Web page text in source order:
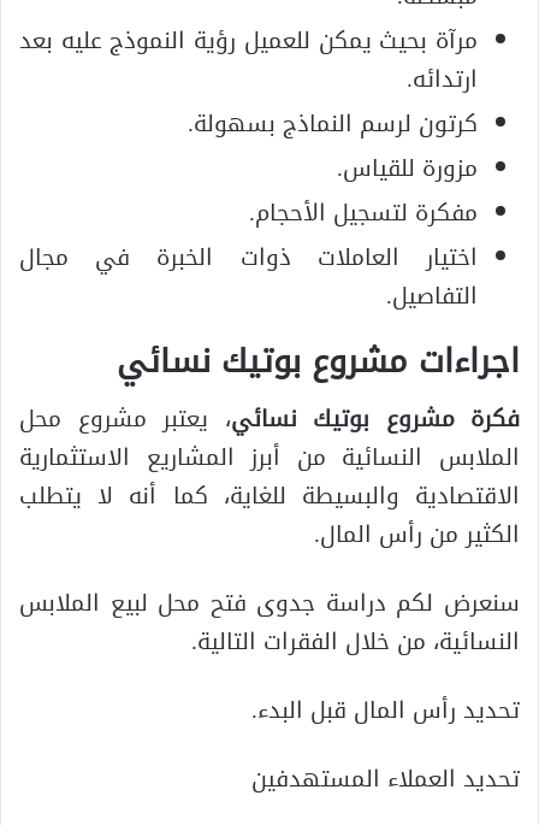
مرآة بحيث يمكن للعميل رؤية النموذج عليه بعد
ارتدائه.
كرتون لرسم النماذج بسهولة.
مزورة للقياس.
مفكرة لتسجيل الأحجام.
اختيار العاملات ذوات الخبرة في مجال
التفاصيل.
اجراءات مشروع بوتيك نسائي
فكرة مشروع بوتيك نسائي، يعتبر مشروع محل
الملابس النسائية من أبرز المشاريع الاستثمارية
الاقتصادية والبسيطة للغاية، كما أنه لا يتطلب
الكثير من رأس المال.
سنعرض لكم دراسة جدوى فتح محل لبيع الملابس
النسائية، من خلال الفقرات التالية.
تحديد رأس المال قبل البدء.
تحديد العملاء المستهدفين